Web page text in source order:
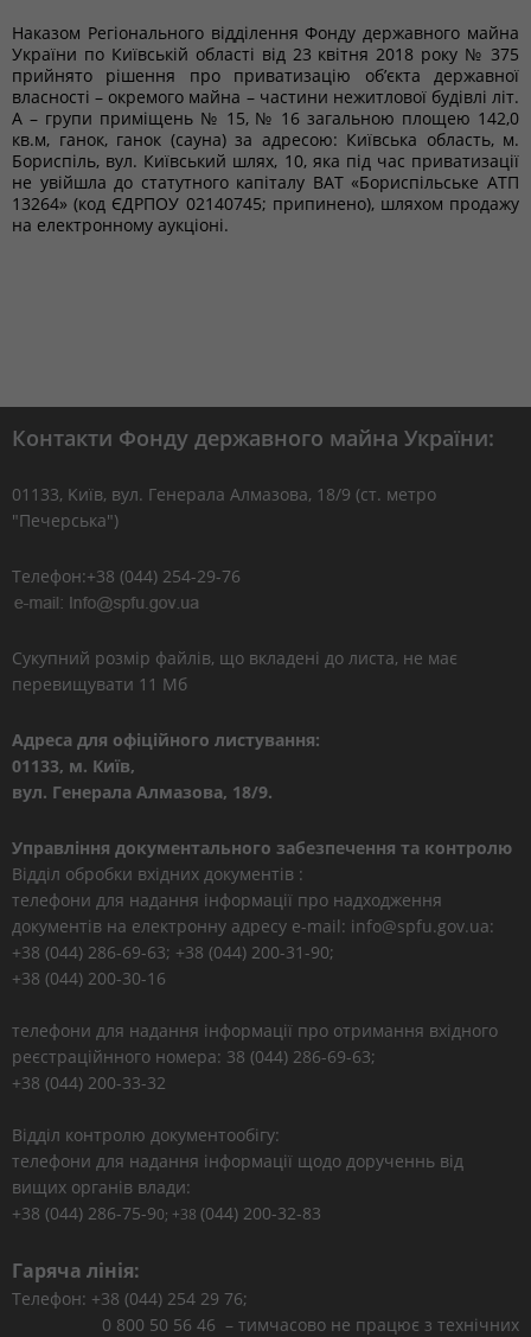
Наказом Регіонального відділення Фонду державного майна
України по Київській області від 23 квітня 2018 року № 375
прийнято рішення про приватизацію об’єкта державної
власності – окремого майна – частини нежитлової будівлі літ.
А – групи приміщень № 15, № 16 загальною площею 142,0
кв.м, ганок, ганок (сауна) за адресою: Київська область, м.
Бориспіль, вул. Київський шлях, 10, яка під час приватизації
не увійшла до статутного капіталу ВАТ «Бориспільське АТП
13264» (код ЄДРПОУ 02140745; припинено), шляхом продажу
на електронному аукціоні.
Контакти Фонду державного майна України:
01133, Kиїв, вул. Генерала Алмазова, 18/9 (ст. метро
"Печерська")
Телефон:+38 (044) 254-29-76
Сукупний розмір файлів, що вкладені до листа, не має
перевищувати 11 Мб
Адреса для офіційного листування:
01133, м. Київ,
вул. Генерала Алмазова, 18/9.
Управління документального забезпечення та контролю
Відділ обробки вхідних документів :
телефони для надання інформації про надходження
документів на електронну адресу e-mail: info@spfu.gov.ua:
+38 (044) 286-69-63; +38 (044) 200-31-90;
+38 (044) 200-30-16
телефони для надання інформації про отримання вхідного
реєстраційнного номера: 38 (044) 286-69-63;
+38 (044) 200-33-32
Відділ контролю документообігу:
телефони для надання інформації щодо дорученнь від
вищих органів влади:
+38 (044) 286-75-90; +38 (044) 200-32-83
Гаряча лінія:
Телефон: +38 (044) 254 29 76;
0 800 50 56 46 – тимчасово не працює з технічних